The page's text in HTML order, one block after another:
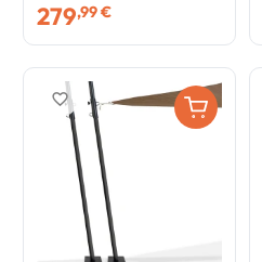
279,99 €
favorite_border